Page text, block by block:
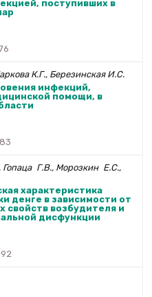
поступивших в
К.Г., Бере­зинская И.С.
инфекций,
помощи, в
Г.В., Морозкин Е.С.,
характеристика
денге в зависимости от
свойств возбудителя и
дисфункции